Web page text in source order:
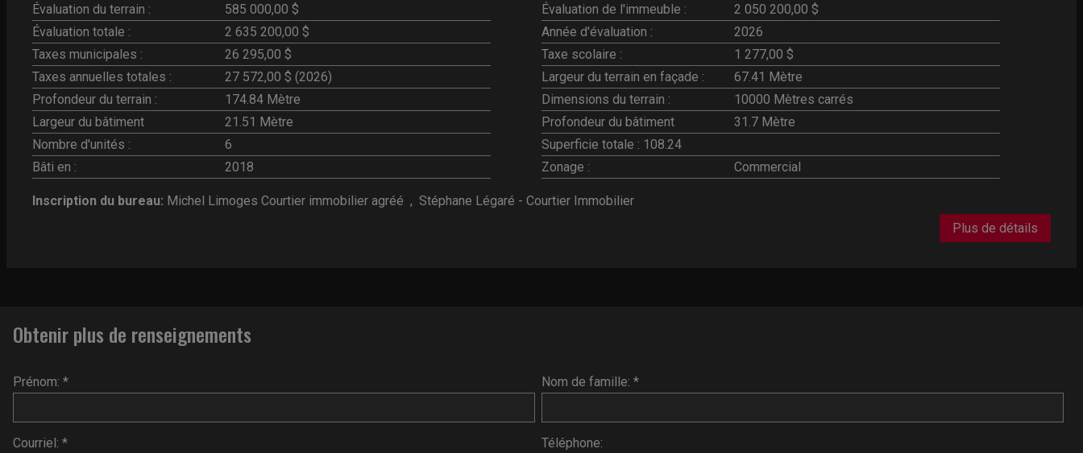
Évaluation du terrain :
585 000,00 $ Évaluation de l'immeuble :
2 050 200,00 $
Évaluation totale :
2 635 200,00 $ Année d'évaluation :
2026
Taxes municipales :
26 295,00 $ Taxe scolaire :
1 277,00 $
Taxes annuelles totales :
27 572,00 $ (2026) Largeur du terrain en façade :
67.41 Mètre
Profondeur du terrain :
174.84 Mètre Dimensions du terrain :
10000 Mètres carrés
Largeur du bâtiment
21.51 Mètre Profondeur du bâtiment
31.7 Mètre
Nombre d'unités :
6 Superficie totale : 108.24
Bâti en :
2018 Zonage : Commercial
Inscription du bureau: Michel Limoges Courtier immobilier agréé , Stéphane Légaré - Courtier Immobilier
Plus de détails
Obtenir plus de renseignements
Prénom: * Nom de famille: *
Courriel: * Téléphone: